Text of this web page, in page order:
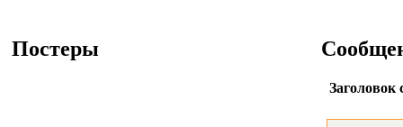
Постеры
Заголовок